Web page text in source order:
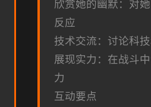
欣赏她的幽默：对
反应
技术交流：讨论科
展现实力：在战斗
力
互动要点